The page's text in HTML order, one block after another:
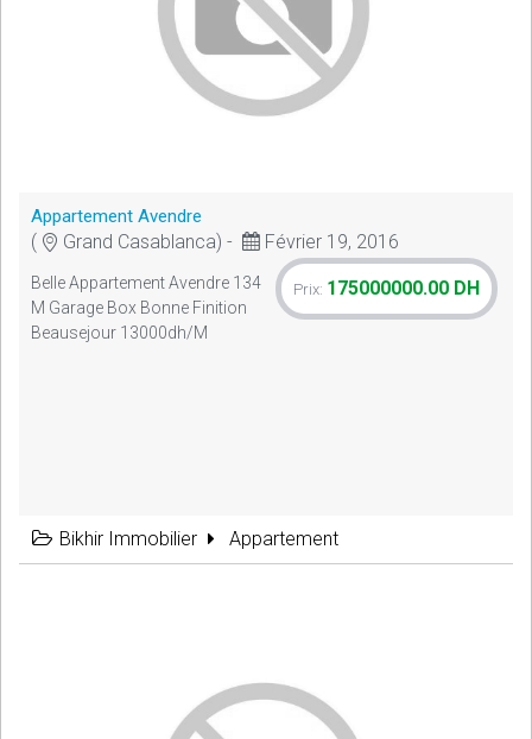
Appartement Avendre
( Grand Casablanca) - Février 19, 2016
Prix: 175000000.00 DH
Belle Appartement Avendre 134
M Garage Box Bonne Finition
Beausejour 13000dh/m
Bikhir Immobilier Appartement